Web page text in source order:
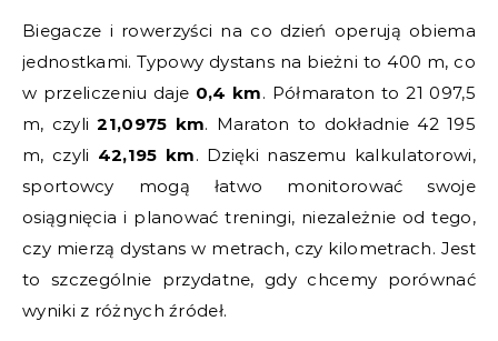
Biegacze i rowerzyści na co dzień operują obiema
jednostkami. Typowy dystans na bieżni to 400 m, co
w przeliczeniu daje 0,4 km. Półmaraton to 21 097,5
m, czyli21,0975 km. Maraton to dokładnie 42 195
m, czyli 42,195 km. Dzięki naszemu kalkulatorowi,
sportowcy mogą łatwo monitorować swoje
osiągnięcia i planować treningi, niezależnie od tego,
czy mierzą dystans w metrach, czy kilometrach. Jest
to szczególnie przydatne, gdy chcemy porównać
wyniki z różnych źródeł.